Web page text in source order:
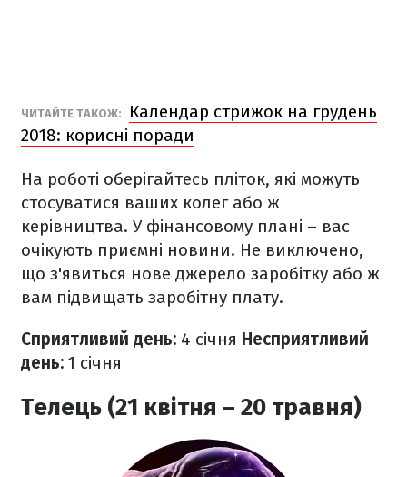
ЧИТАЙТЕ ТАКОЖ:
Календар стрижок на грудень
2018: корисні поради
На роботі оберігайтесь пліток, які можуть
стосуватися ваших колег або ж
керівництва. У фінансовому плані – вас
очікують приємні новини. Не виключено,
що з'явиться нове джерело заробітку або ж
вам підвищать заробітну плату.
Сприятливий день: 4 січня Несприятливий
день: 1 січня
Телець (21 квітня – 20 травня)